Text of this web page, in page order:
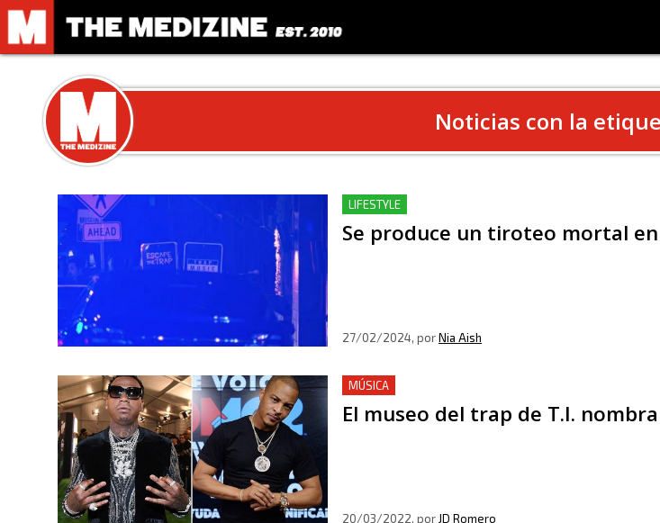
Noticias con la
LIFESTYLE
Se produce un tiroteo mortal
27/02/2024, porNia Aish
MÚSICA
El museo del trap de T.I.
20/03/2022, por JD Romero